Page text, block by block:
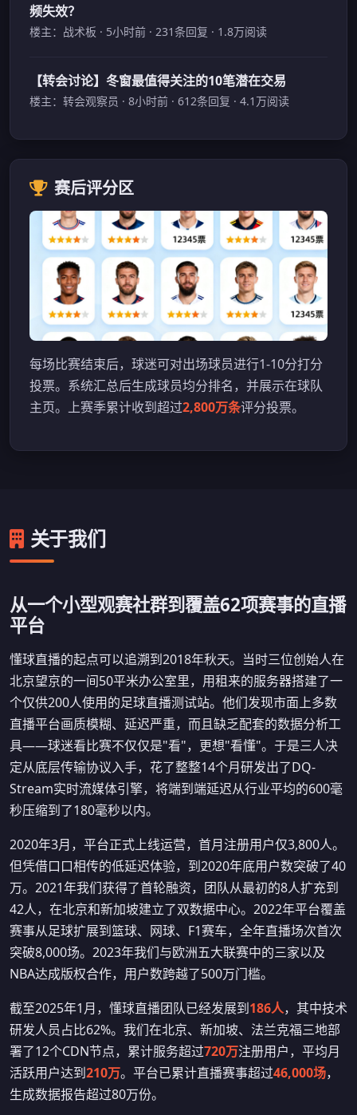
频失效？
楼主：战术板 · 5小时前 · 231条回复 · 1.8万阅读
【转会讨论】冬窗最值得关注的10笔潜在交易
楼主：转会观察员 · 8小时前 · 612条回复 · 4.1万阅读
赛后评分区
每场比赛结束后，球迷可对出场球员进行1-10分打分
投票。系统汇总后生成球员均分排名，并展示在球队
主页。上赛季累计收到超过2,800万条评分投票。
关于我们
从一个小型观赛社群到覆盖62项赛事的直播
平台
懂球直播的起点可以追溯到2018年秋天。当时三位创始人在
北京望京的一间50平米办公室里，用租来的服务器搭建了一
个仅供200人使用的足球直播测试站。他们发现市面上多数
直播平台画质模糊、延迟严重，而且缺乏配套的数据分析工
具——球迷看比赛不仅仅是"看"，更想"看懂"。于是三人决
定从底层传输协议入手，花了整整14个月研发出了DQ-
Stream实时流媒体引擎，将端到端延迟从行业平均的600毫
秒压缩到了180毫秒以内。
2020年3月，平台正式上线运营，首月注册用户仅3,800人。
但凭借口口相传的低延迟体验，到2020年底用户数突破了40
万。2021年我们获得了首轮融资，团队从最初的8人扩充到
42人，在北京和新加坡建立了双数据中心。2022年平台覆盖
赛事从足球扩展到篮球、网球、F1赛车，全年直播场次首次
突破8,000场。2023年我们与欧洲五大联赛中的三家以及
NBA达成版权合作，用户数跨越了500万门槛。
截至2025年1月，懂球直播团队已经发展到186人，其中技术
研发人员占比62%。我们在北京、新加坡、法兰克福三地部
署了12个CDN节点，累计服务超过720万注册用户，平均月
活跃用户达到210万。平台已累计直播赛事超过46,000场，
生成数据报告超过80万份。